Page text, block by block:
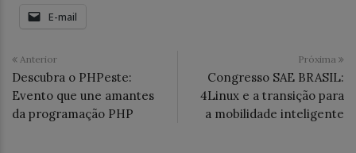
E-mail
Anterior
Descubra o PHPeste:
Evento que une amantes
da programação PHP
Próxima
Congresso SAE BRASIL:
4Linux e a transição para
a mobilidade inteligente